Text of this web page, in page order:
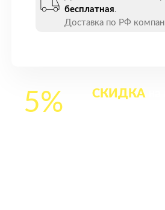
бесплатная.
Доставка по РФ
5% СКИДКА